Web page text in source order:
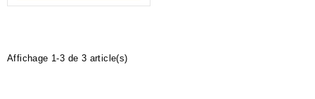
Affichage 1-3 de 3 article(s)